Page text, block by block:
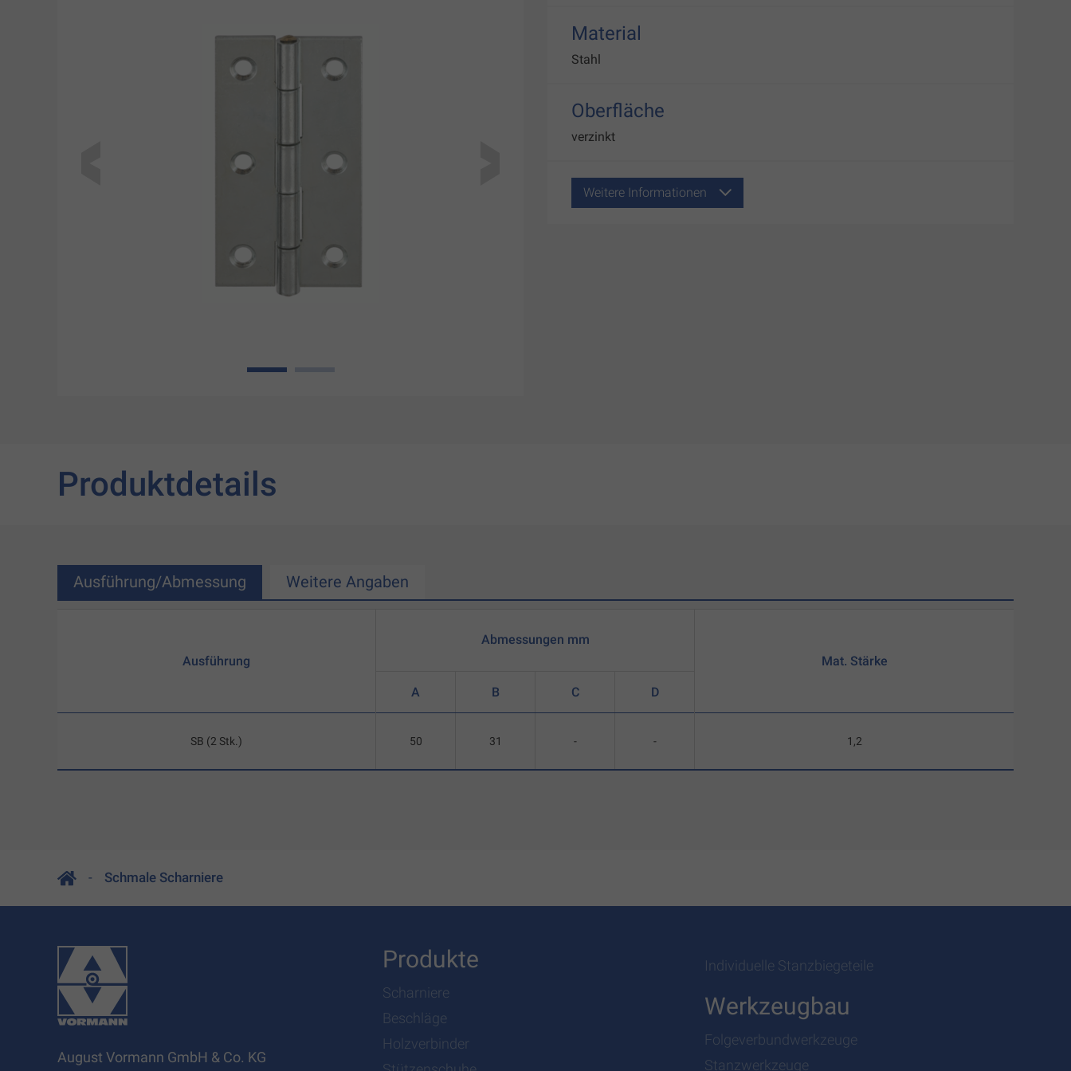
1
Material
Stahl
Oberfläche
verzinkt
Weitere Informationen
Produktdetails
Ausführung/Abmessung Weitere Angaben
Ausführung
SB (2 Stk.)
Abmessungen mm
A B C D
50 31 - -
Mat. Stärke
1,2
Schmale Scharniere
August Vormann GmbH & Co. KG
Produkte
Scharniere
Beschläge
Holzverbinder
Individuelle Stanzbiegeteile
Werkzeugbau
Folgeverbundwerkzeuge
Stanzwerkzeuge